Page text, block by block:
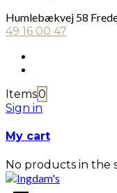
Humlebækvej 58
49 16 00 47
Items0
Sign in
My cart
No products in the